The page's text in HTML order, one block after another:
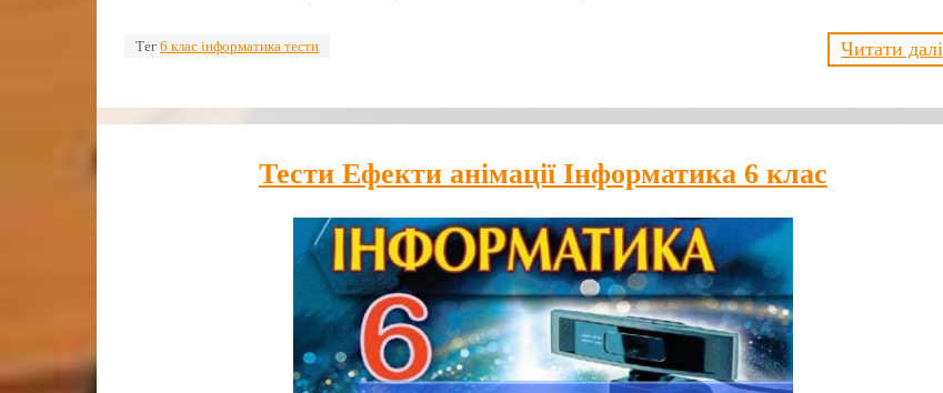
Тег 6 клас інформатика тести Читати далі
Тести Ефекти анімації Інформатика 6 клас